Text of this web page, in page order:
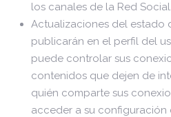
los canales de la Red Social.
Actualizaciones del estado
publicarán en el perfil del
puede controlar sus
contenidos que dejen de
quién comparte sus
acceder a su configuración